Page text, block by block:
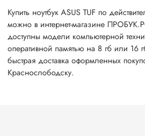
Купить ноутбук ASUS TUF по
можно в интернет-магазине
доступны модели компьютерной
оперативной памятью на 8 гб или 16
быстрая доставка оформленных
Краснослободску.